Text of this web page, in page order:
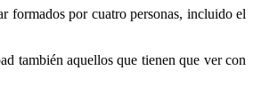
formados por cuatro personas, incluido el
también aquellos que tienen que ver con